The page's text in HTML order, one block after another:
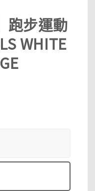
跑步運動
WHITE